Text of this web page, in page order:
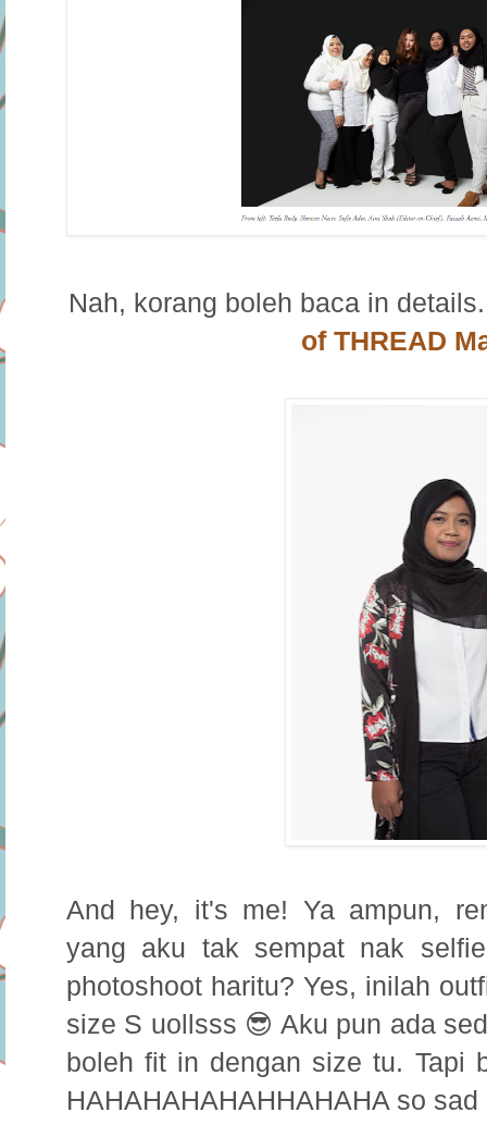
Nah, korang boleh baca in
of THREAD
And hey, it's me! Ya ampun,
yang aku tak sempat nak
photoshoot haritu? Yes, inilah
size S uollsss 😎 Aku pun ada
boleh fit in dengan size tu. Tapi
HAHAHAHAHAHHAHAHA so